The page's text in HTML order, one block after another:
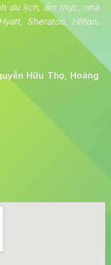
du lịch, ẩm thực, nhà
Sheraton, Hilton,
Hữu Thọ, Hoàng